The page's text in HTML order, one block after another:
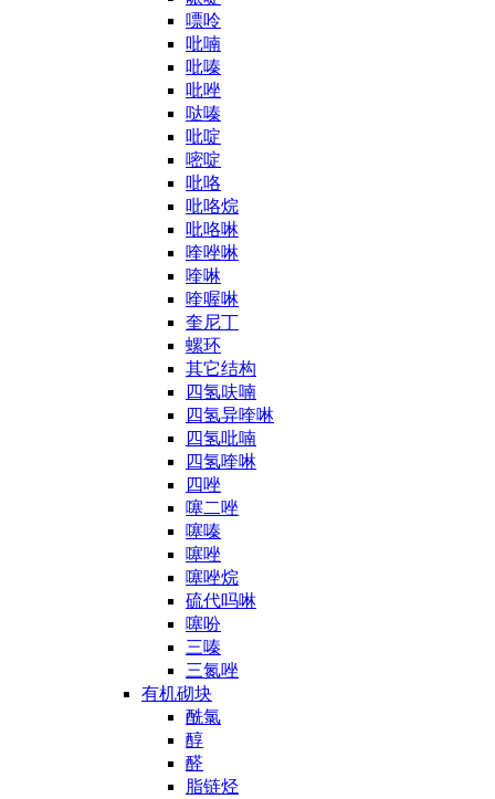
嘌呤
吡喃
吡嗪
吡唑
哒嗪
吡啶
嘧啶
吡咯
吡咯烷
吡咯啉
喹唑啉
喹啉
喹喔啉
奎尼丁
螺环
其它结构
四氢呋喃
四氢异喹啉
四氢吡喃
四氢喹啉
四唑
噻二唑
噻嗪
噻唑
噻唑烷
硫代吗啉
噻吩
三嗪
三氮唑
有机砌块
酰氯
醇
醛
脂链烃